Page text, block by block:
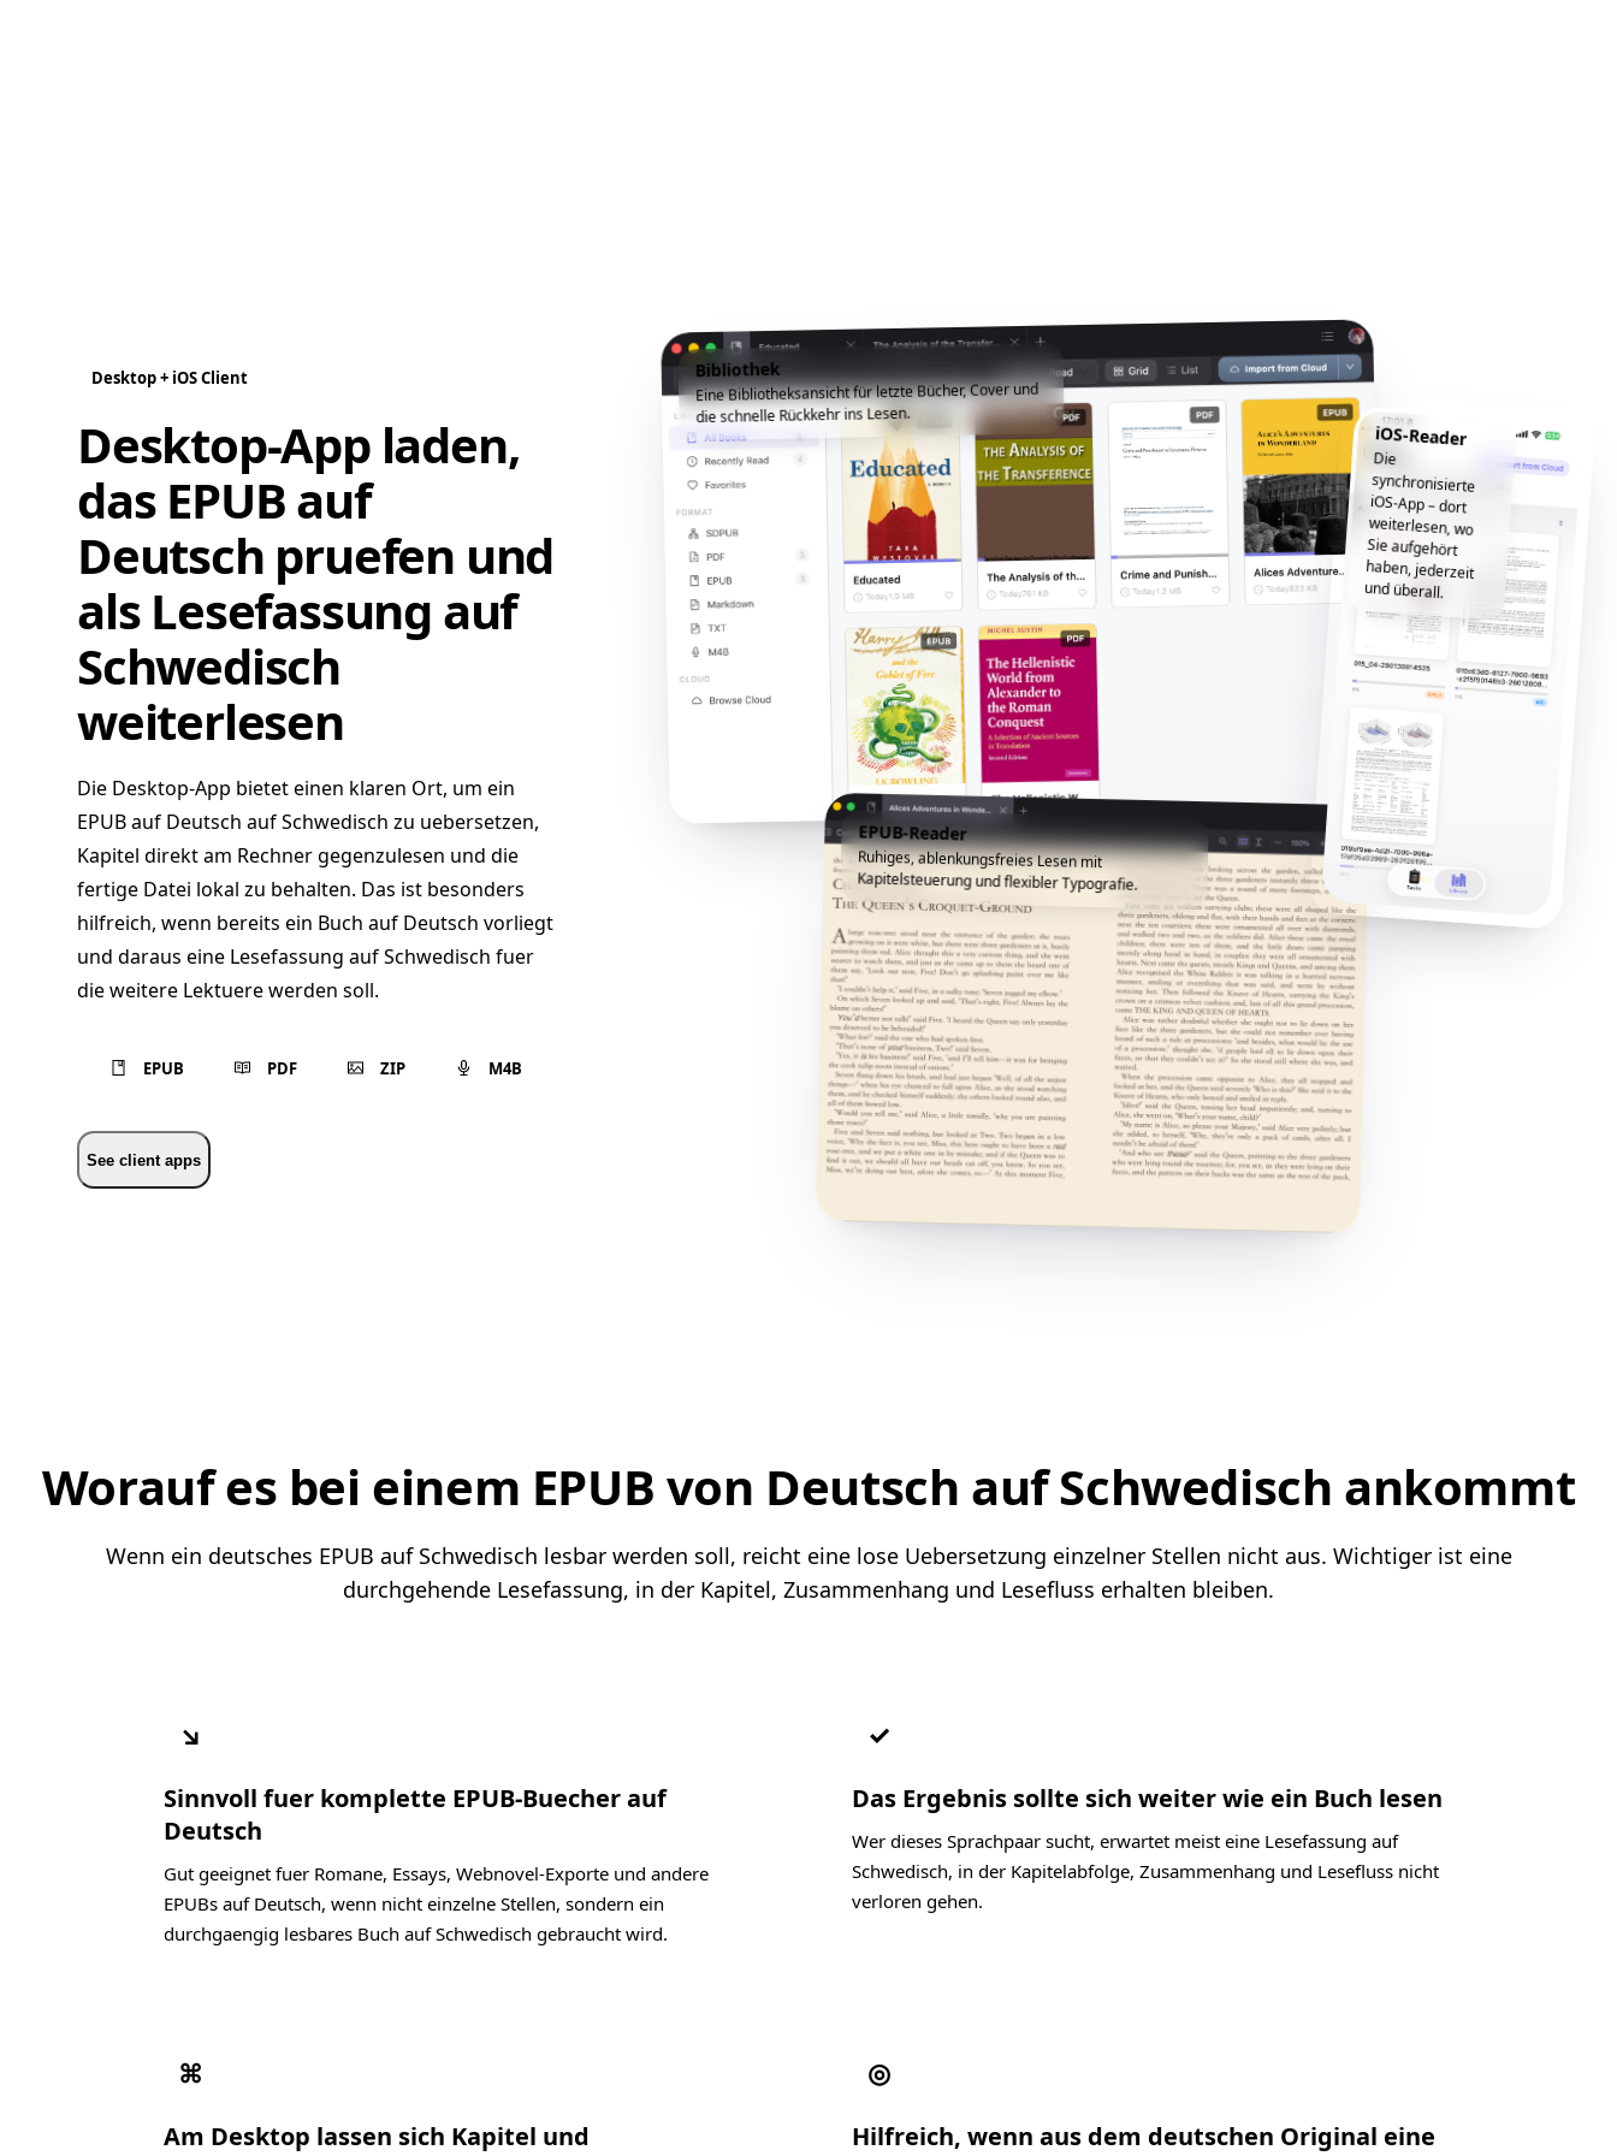
Desktop + iOS Client
Desktop-App laden,
das EPUB auf
Deutsch pruefen und
als Lesefassung auf
Schwedisch
weiterlesen
Die Desktop-App bietet einen klaren Ort, um ein
EPUB auf Deutsch auf Schwedisch zu uebersetzen,
Kapitel direkt am Rechner gegenzulesen und die
fertige Datei lokal zu behalten. Das ist besonders
hilfreich, wenn bereits ein Buch auf Deutsch vorliegt
und daraus eine Lesefassung auf Schwedisch fuer
die weitere Lektuere werden soll.
EPUB PDF ZIP M4B
See client apps
Bibliothek
Eine Bibliotheksansicht für letzte Bücher, Cover und
die schnelle Rückkehr ins Lesen.
EPUB-Reader
Ruhiges, ablenkungsfreies Lesen mit
Kapitelsteuerung und flexibler Typografie.
iOS-Reader
Die
synchronisierte
iOS-App – dort
weiterlesen, wo
Sie aufgehört
haben, jederzeit
und überall.
Worauf es bei einem EPUB von Deutsch auf Schwedisch ankommt
Wenn ein deutsches EPUB auf Schwedisch lesbar werden soll, reicht eine lose Uebersetzung einzelner Stellen nicht aus. Wichtiger ist eine
durchgehende Lesefassung, in der Kapitel, Zusammenhang und Lesefluss erhalten bleiben.
↘
Sinnvoll fuer komplette EPUB-Buecher auf
Deutsch
Gut geeignet fuer Romane, Essays, Webnovel-Exporte und andere
EPUBs auf Deutsch, wenn nicht einzelne Stellen, sondern ein
durchgaengig lesbares Buch auf Schwedisch gebraucht wird.
✓
Das Ergebnis sollte sich weiter wie ein Buch lesen
Wer dieses Sprachpaar sucht, erwartet meist eine Lesefassung auf
Schwedisch, in der Kapitelabfolge, Zusammenhang und Lesefluss nicht
verloren gehen.
⌘
Am Desktop lassen sich Kapitel und
◎
Hilfreich, wenn aus dem deutschen Original eine